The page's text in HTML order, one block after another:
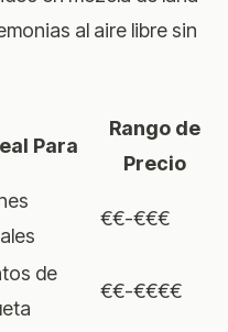
al aire libre sin
Para
Rango de
Precio
€€-€€€
de
€€-€€€€